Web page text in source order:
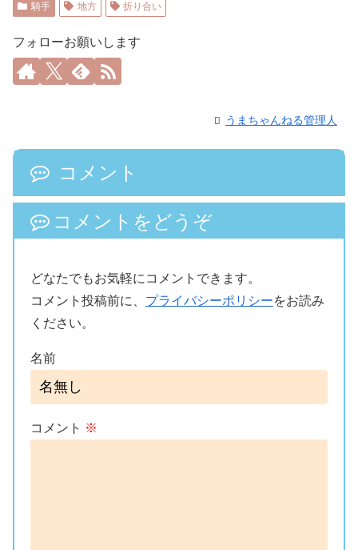
騎手 地方 折り合い
フォローお願いします
うまちゃんねる管理人
コメント
コメントをどうぞ
どなたでもお気軽にコメントできます。
コメント投稿前に、 プライバシーポリシーをお読み
ください。
名前
コメント ※